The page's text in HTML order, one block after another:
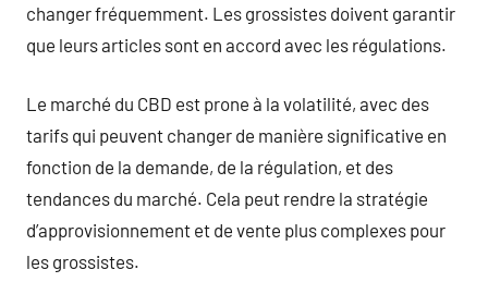
changer fréquemment. Les grossistes doivent garantir
que leurs articles sont en accord avec les régulations.
Le marché du CBD est prone à la volatilité, avec des
tarifs qui peuvent changer de manière significative en
fonction de la demande, de la régulation, et des
tendances du marché. Cela peut rendre la stratégie
d’approvisionnement et de vente plus complexes pour
les grossistes.